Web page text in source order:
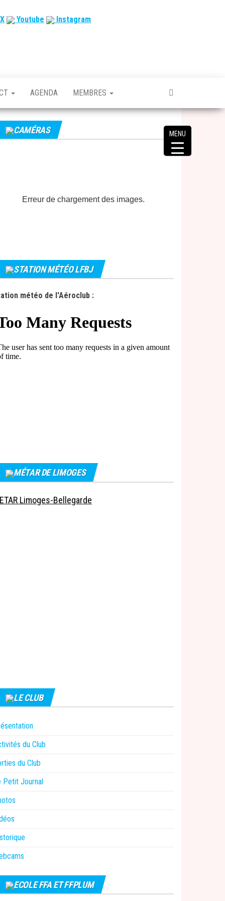
Youtube Instagram
AGENDA MEMBRES
CAMÉRAS
Erreur de chargement des images.
STATION MÉTÉO LFBJ
météo de l'Aéroclub :
MÉTAR DE LIMOGES
Limoges-Bellegarde
LE CLUB
du Club
du Club
Petit Journal
ECOLE FFA ET FFPLUM
MENU